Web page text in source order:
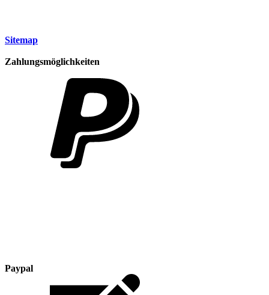
Sitemap
Zahlungsmöglichkeiten
Paypal